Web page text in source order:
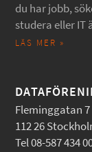
du har jobb,
studera eller IT
LÄS MER »
Fleminggatan 7
112 26
Tel 08-587 434